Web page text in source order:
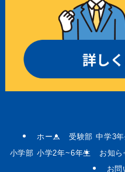
ホーム 受験部 中学3年
小学部 小学2年~6年生
お知ら
お問